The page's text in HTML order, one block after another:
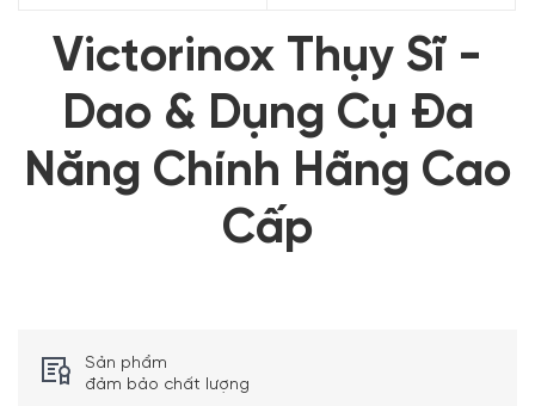
Victorinox Thụy Sĩ -
Dao & Dụng Cụ Đa
Năng Chính Hãng Cao
Cấp
Sản phẩm
đảm bảo chất lượng